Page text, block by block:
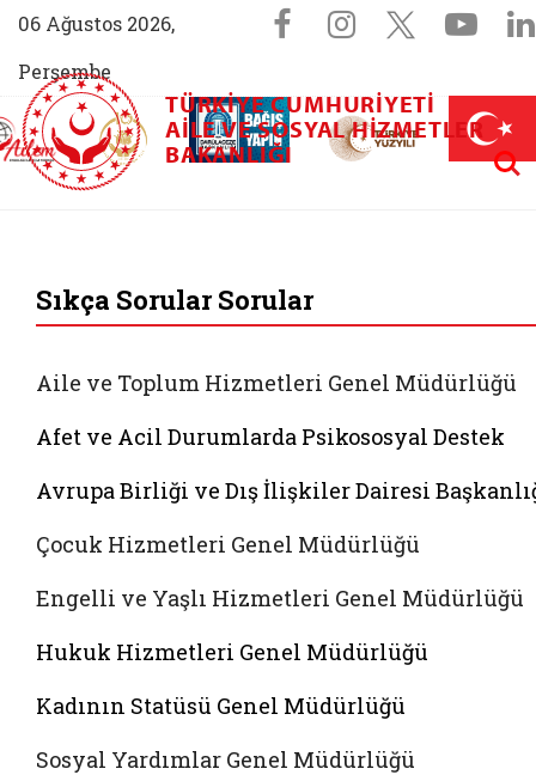
06 Ağustos 2026,
Perşembe
Sosyal
Facebook
Instagram
X
Aile (yeni sekmede açılır)
AİLEM İletişim Merkezi (yeni sekmede açılır)
Aile ve Nüfus On Yılı (yeni sekmede açılır)
Darülaceze bağış sayfası (yeni
TÜRKIYE CUMHURIYETI
AILE VE SOSYAL HIZMETLER
BAKANLIĞI
Sıkça Sorular Sorular
Aile ve Toplum Hizmetleri Genel Müdürlüğü
Afet ve Acil Durumlarda Psikososyal Destek
Avrupa Birliği ve Dış İlişkiler Dairesi
Çocuk Hizmetleri Genel Müdürlüğü
Engelli ve Yaşlı Hizmetleri Genel Müdürlüğü
Hukuk Hizmetleri Genel Müdürlüğü
Kadının Statüsü Genel Müdürlüğü
Sosyal Yardımlar Genel Müdürlüğü